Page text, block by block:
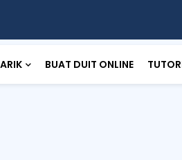
BUAT DUIT ONLINE